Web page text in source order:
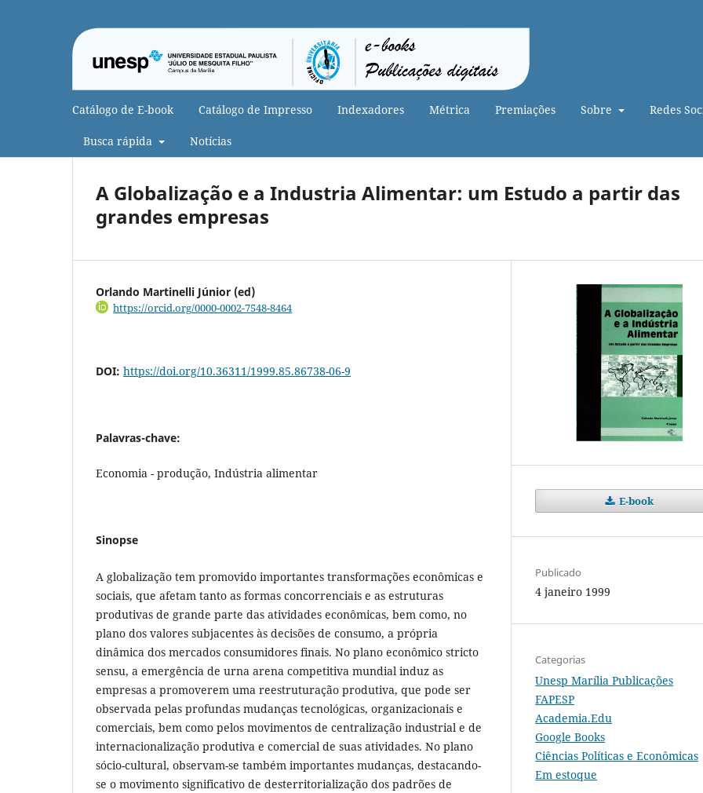
Catálogo de E-book Catálogo de Impresso Indexadores Métrica Premiações Sobre Redes
Busca rápida Notícias
A Globalização e a Industria Alimentar: um Estudo a partir das
grandes empresas
Orlando Martinelli Júnior (ed)
https://orcid.org/0000-0002-7548-8464
DOI: https://doi.org/10.36311/1999.85.86738-06-9
Palavras-chave:
Economia - produção, Indústria alimentar
Sinopse
A globalização tem promovido importantes transformações econômicas e
sociais, que afetam tanto as formas concorrenciais e as estruturas
produtivas de grande parte das atividades econômicas, bem como, no
plano dos valores subjacentes às decisões de consumo, a própria
dinâmica dos mercados consumidores finais. No plano econômico stricto
sensu, a emergência de urna arena competitiva mundial induz as
empresas a promoverem uma reestruturação produtiva, que pode ser
observada pelas profundas mudanças tecnológicas, organizacionais e
comerciais, bem como pelos movimentos de centralização industrial e de
internacionalização produtiva e comercial de suas atividades. No plano
sócio-cultural, observam-se também importantes mudanças, destacando­
se o movimento significativo de desterritorialização dos padrões de
E-book
Publicado
4 janeiro 1999
Categorias
Unesp Marília Publicações
FAPESP
Academia.Edu
Google Books
Ciências Políticas e Econômicas
Em estoque